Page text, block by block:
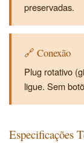
preservadas.
🔗 Conexão
Plug rotativo
ligue. Sem
Especificações